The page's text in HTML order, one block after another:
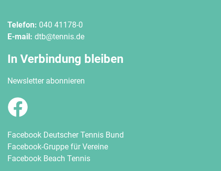
Telefon: 040 41178-0
E-mail: dtb@tennis.de
In Verbindung bleiben
Newsletter abonnieren
Facebook Deutscher Tennis Bund
Facebook-Gruppe für Vereine
Facebook Beach Tennis